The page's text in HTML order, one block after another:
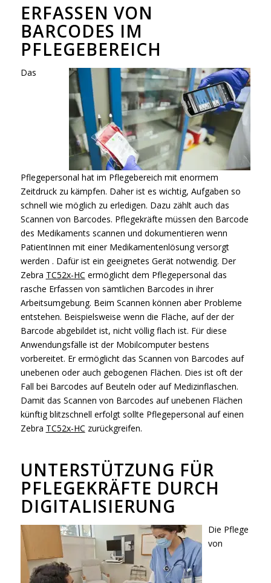
ERFASSEN VON
BARCODES IM
PFLEGEBEREICH
Das
Pflegepersonal hat im Pflegebereich mit enormem
Zeitdruck zu kämpfen. Daher ist es wichtig, Aufgaben so
schnell wie möglich zu erledigen. Dazu zählt auch das
Scannen von Barcodes. Pflegekräfte müssen den Barcode
des Medikaments scannen und dokumentieren wenn
PatientInnen mit einer Medikamentenlösung versorgt
werden . Dafür ist ein geeignetes Gerät notwendig. Der
Zebra TC52x-HC ermöglicht dem Pflegepersonal das
rasche Erfassen von sämtlichen Barcodes in ihrer
Arbeitsumgebung. Beim Scannen können aber Probleme
entstehen. Beispielsweise wenn die Fläche, auf der der
Barcode abgebildet ist, nicht völlig flach ist. Für diese
Anwendungsfälle ist der Mobilcomputer bestens
vorbereitet. Er ermöglicht das Scannen von Barcodes auf
unebenen oder auch gebogenen Flächen. Dies ist oft der
Fall bei Barcodes auf Beuteln oder auf Medizinflaschen.
Damit das Scannen von Barcodes auf unebenen Flächen
künftig blitzschnell erfolgt sollte Pflegepersonal auf einen
Zebra TC52x-HC zurückgreifen.
UNTERSTÜTZUNG FÜR
PFLEGEKRÄFTE DURCH
DIGITALISIERUNG
Die Pflege
von